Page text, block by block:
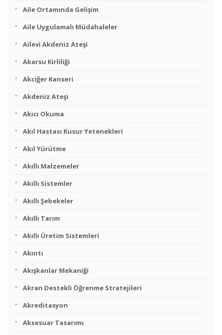
Aile Ortamında Gelişim
Aile Uygulamalı Müdahaleler
Ailevi Akdeniz Ateşi
Akarsu Kirliliği
Akciğer Kanseri
Akdeniz Ateşi
Akıcı Okuma
Akıl Hastası Kusur Yetenekleri
Akıl Yürütme
Akıllı Malzemeler
Akıllı Sistemler
Akıllı Şebekeler
Akıllı Tarım
Akıllı Üretim Sistemleri
Akıntı
Akışkanlar Mekaniği
Akran Destekli Öğrenme Stratejileri
Akreditasyon
Aksesuar Tasarımı